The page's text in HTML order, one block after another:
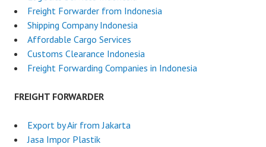
Freight Forwarder from Indonesia
Shipping Company Indonesia
Affordable Cargo Services
Customs Clearance Indonesia
Freight Forwarding Companies in Indonesia
FREIGHT FORWARDER
Export by Air from Jakarta
Jasa Impor Plastik